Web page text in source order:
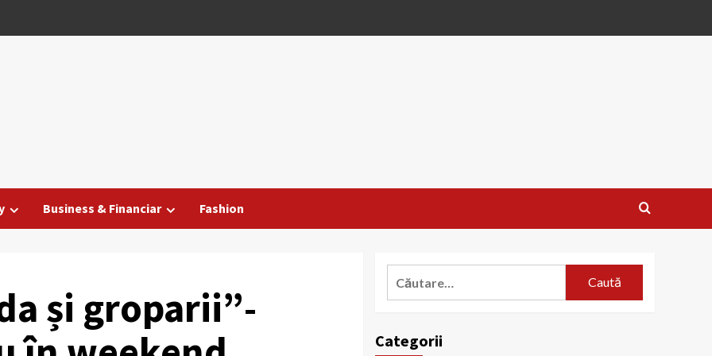
Business & Financiar Fashion
și groparii”-
Categorii